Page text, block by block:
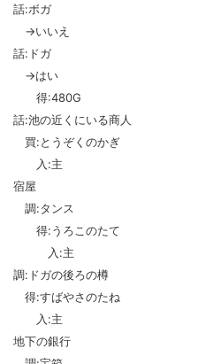
話:ボガ
→いいえ
話:ドガ
→はい
得:480G
話:池の近くにいる商人
買:とうぞくのかぎ
入:主
宿屋
調:タンス
得:うろこのたて
入:主
調:ドガの後ろの樽
得:すばやさのたね
入:主
地下の銀行